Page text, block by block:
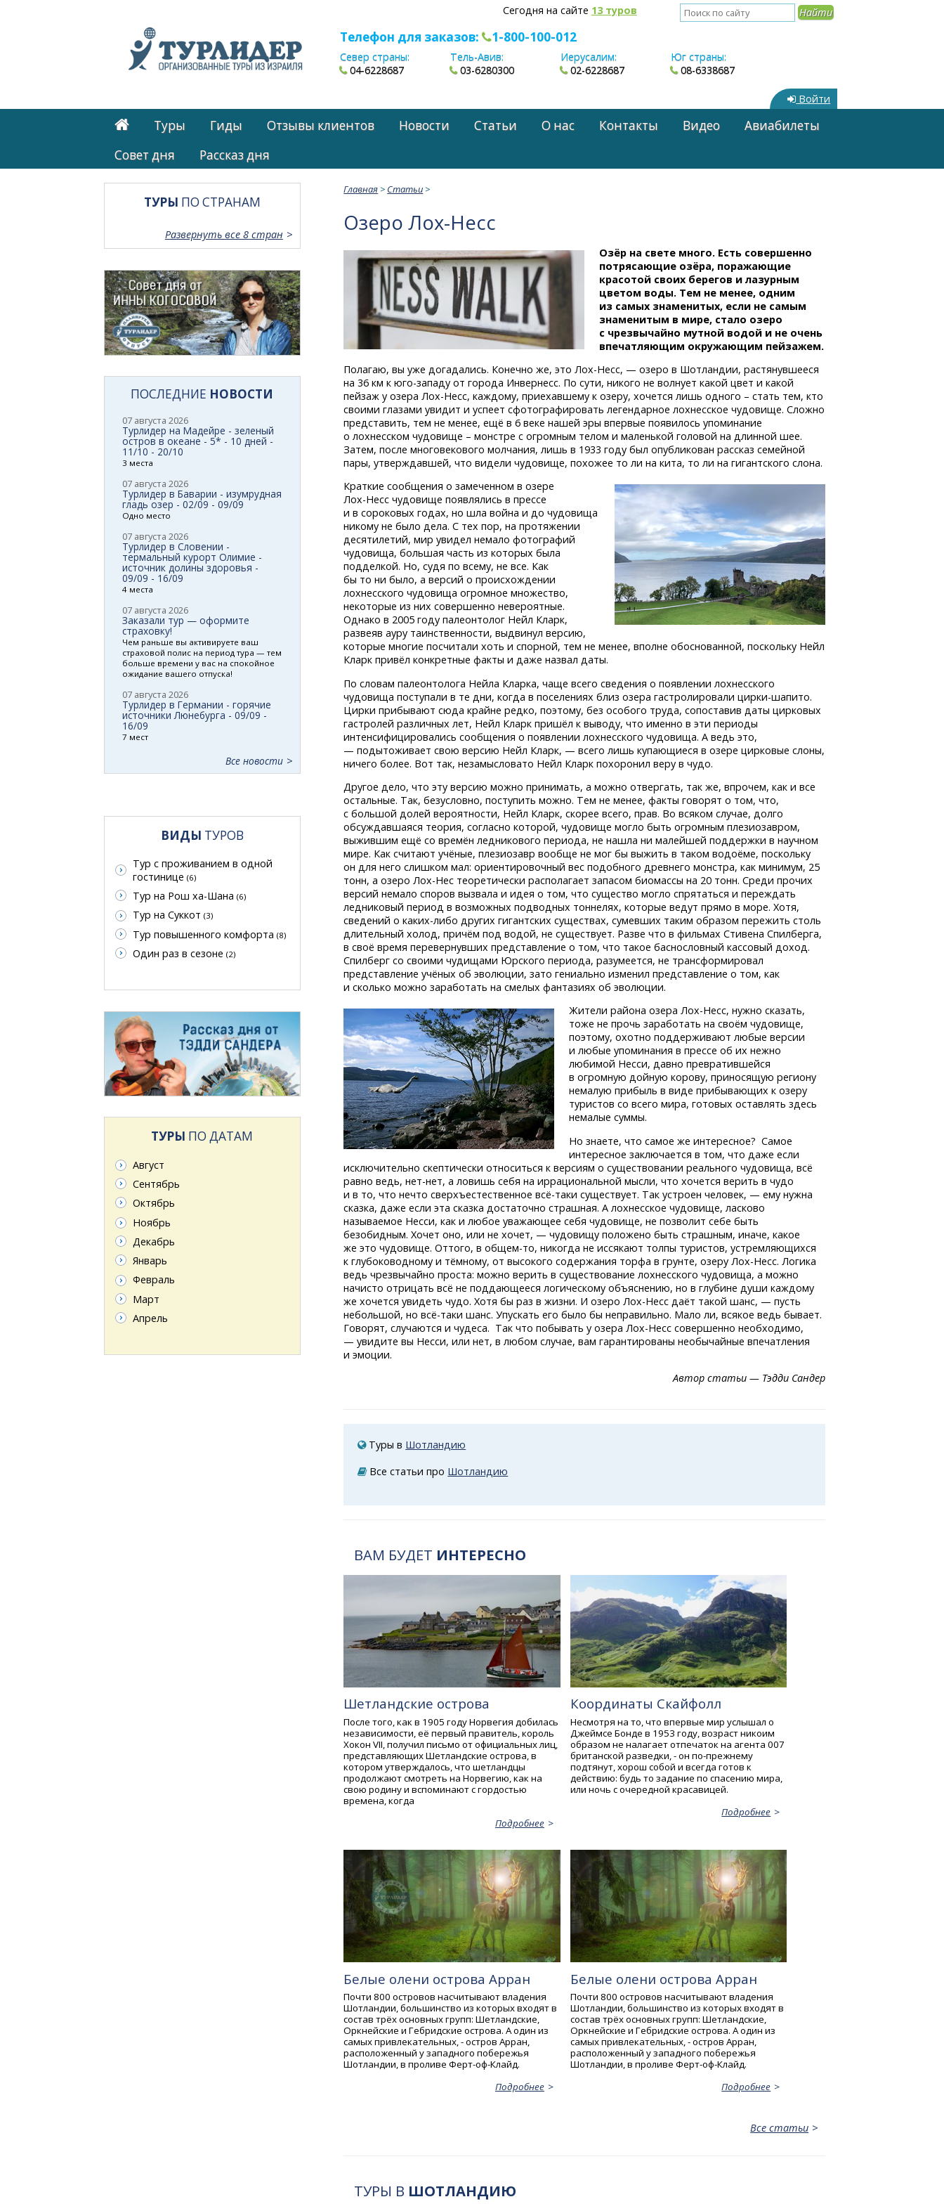
Сегодня на сайте 13 туров
Телефон для заказов: 1-800-100-012
Север страны:
04-6228687
Тель-Авив:
03-6280300
Иерусалим:
02-6228687
Юг страны:
08-6338687
Войти
Туры Гиды Отзывы клиентов Новости Статьи О нас Контакты Видео
Авиабилеты
Cовет дня
Рассказ дня
Главная > Статьи >
ОзероЛох-Несс
Озёр на свете много. Есть совершенно
потрясающие озёра, поражающие
красотой своих берегов и лазурным
цветом воды. Тем не менее, одним
из самых знаменитых, если не самым
знаменитым в мире, стало озеро
с чрезвычайно мутной водой и не очень
впечатляющим окружающим пейзажем.
Полагаю, вы уже догадались. Конечно же, этоЛох-Несс, — озеро в Шотландии, растянувшееся
на 36 км к юго-западу от города Инвернесс. По сути, никого не волнует какой цвет и какой
пейзаж у озераЛох-Несс, каждому, приехавшему к озеру, хочется лишь одного – стать тем, кто
своими глазами увидит и успеет сфотографировать легендарное лохнесское чудовище. Сложно
представить, тем не менее, ещё в 6 веке нашей эры впервые появилось упоминание
о лохнесском чудовище – монстре с огромным телом и маленькой головой на длинной шее.
Затем, после многовекового молчания, лишь в 1933 году был опубликован рассказ семейной
пары, утверждавшей, что видели чудовище, похожее то ли на кита, то ли на гигантского слона.
Краткие сообщения о замеченном в озере
Лох-Несс чудовище появлялись в прессе
и в сороковых годах, но шла война и до чудовища
никому не было дела. С тех пор, на протяжении
десятилетий, мир увидел немало фотографий
чудовища, большая часть из которых была
подделкой. Но, судя по всему, не все. Как
бы то ни было, а версий о происхождении
лохнесского чудовища огромное множество,
некоторые из них совершенно невероятные.
Однако в 2005 году палеонтолог Нейл Кларк,
развеяв ауру таинственности, выдвинул версию,
которые многие посчитали хоть и спорной, тем не менее, вполне обоснованной, поскольку Нейл
Кларк привёл конкретные факты и даже назвал даты.
По словам палеонтолога Нейла Кларка, чаще всего сведения о появлении лохнесского
чудовища поступали в те дни, когда в поселениях близ озера гастролировалицирки-шапито.
Цирки прибывают сюда крайне редко, поэтому, без особого труда, сопоставив даты цирковых
гастролей различных лет, Нейл Кларк пришёл к выводу, что именно в эти периоды
интенсифицировались сообщения о появлении лохнесского чудовища. А ведь это,
— подытоживает свою версию Нейл Кларк, — всего лишь купающиеся в озере цирковые слоны,
ничего более. Вот так, незамысловато Нейл Кларк похоронил веру в чудо.
Другое дело, что эту версию можно принимать, а можно отвергать, так же, впрочем, как и все
остальные. Так, безусловно, поступить можно. Тем не менее, факты говорят о том, что,
с большой долей вероятности, Нейл Кларк, скорее всего, прав. Во всяком случае, долго
обсуждавшаяся теория, согласно которой, чудовище могло быть огромным плезиозавром,
выжившим ещё со времён ледникового периода, не нашла ни малейшей поддержки в научном
мире. Как считают учёные, плезиозавр вообще не мог бы выжить в таком водоёме, поскольку
он для него слишком мал: ориентировочный вес подобного древнего монстра, как минимум, 25
тонн, а озероЛох-Нес теоретически располагает запасом биомассы на 20 тонн. Среди прочих
версий немало споров вызвала и идея о том, что существо могло спрятаться и переждать
ледниковый период в возможных подводных тоннелях, которые ведут прямо в море. Хотя,
сведенийо каких-либо других гигантских существах, сумевших таким образом пережить столь
длительный холод, причём под водой, не существует. Разве что в фильмах Стивена Спилберга,
в своё время перевернувших представление о том, что такое баснословный кассовый доход.
Спилберг со своими чудищами Юрского периода, разумеется, не трансформировал
представление учёных об эволюции, зато гениально изменил представление о том, как
и сколько можно заработать на смелых фантазиях об эволюции.
Жители района озера Лох-Несс, нужно сказать,
тоже не прочь заработать на своём чудовище,
поэтому, охотно поддерживают любые версии
и любые упоминания в прессе об их нежно
любимой Несси, давно превратившейся
в огромную дойную корову, приносящую региону
немалую прибыль в виде прибывающих к озеру
туристов со всего мира, готовых оставлять здесь
немалые суммы.
Но знаете, что самое же интересное? Самое
интересное заключается в том, что даже если
исключительно скептически относиться к версиям о существовании реального чудовища, всё
равно ведь,нет-нет, а ловишь себя на иррациональной мысли, что хочется верить в чудо
и в то, что нечто сверхъестественноевсё-таки существует. Так устроен человек, — ему нужна
сказка, даже если эта сказка достаточно страшная. А лохнесское чудовище, ласково
называемое Несси, как и любое уважающее себя чудовище, не позволит себе быть
безобидным. Хочет оно, или не хочет, — чудовищу положено быть страшным, иначе, какое
же это чудовище. Оттого,в общем-то, никогда не иссякают толпы туристов, устремляющихся
к глубоководному и тёмному, от высокого содержания торфа в грунте, озеруЛох-Несс. Логика
ведь чрезвычайно проста: можно верить в существование лохнесского чудовища, а можно
начисто отрицать всё не поддающееся логическому объяснению, но в глубине души каждому
же хочется увидеть чудо. Хотя бы раз в жизни. И озероЛох-Несс даёт такой шанс, — пусть
небольшой,но всё-таки шанс. Упускать его было бы неправильно. Мало ли, всякое ведь бывает.
Говорят, случаются и чудеса. Так что побывать у озераЛох-Несс совершенно необходимо,
— увидите вы Несси, или нет, в любом случае, вам гарантированы необычайные впечатления
и эмоции.
Автор статьи — Тэдди Сандер
Туры в Шотландию
Все статьи про Шотландию
ВАМ БУДЕТ ИНТЕРЕСНО
Шетландские острова
После того, как в 1905 году Норвегия добилась
независимости, её первый правитель, король
Хокон VII, получил письмо от официальных лиц,
представляющих Шетландские острова, в
котором утверждалось, что шетландцы
продолжают смотреть на Норвегию, как на
свою родину и вспоминают с гордостью
времена, когда
Подробнее
Координаты Скайфолл
Несмотря на то, что впервые мир услышал о
Джеймсе Бонде в 1953 году, возраст никоим
образом не налагает отпечаток на агента 007
британской разведки, - он по-прежнему
подтянут, хорош собой и всегда готов к
действию: будь то задание по спасению мира,
или ночь с очередной красавицей.
Подробнее
Белые олени острова Арран
Почти 800 островов насчитывают владения
Шотландии, большинство из которых входят в
состав трёх основных групп: Шетландские,
Оркнейские и Гебридские острова. А один из
самых привлекательных, - остров Арран,
расположенный у западного побережья
Шотландии, в проливе Ферт-оф-Клайд.
Подробнее
Белые олени острова Арран
Почти 800 островов насчитывают владения
Шотландии, большинство из которых входят в
состав трёх основных групп: Шетландские,
Оркнейские и Гебридские острова. А один из
самых привлекательных, - остров Арран,
расположенный у западного побережья
Шотландии, в проливе Ферт-оф-Клайд.
Подробнее
Все статьи
ТУРЫ В ШОТЛАНДИЮ
ТУРЫ ПО СТРАНАМ
Развернуть все 8 стран
ПОСЛЕДНИЕ НОВОСТИ
07 августа 2026
Турлидер на Мадейре - зеленый
остров в океане - 5* - 10 дней -
11/10 - 20/10
3 места
07 августа 2026
Турлидер в Баварии - изумрудная
гладь озер - 02/09 - 09/09
Одно место
07 августа 2026
Турлидер в Словении -
термальный курорт Олимие -
источник долины здоровья -
09/09 - 16/09
4 места
07 августа 2026
Заказали тур — оформите
страховку!
Чем раньше вы активируете ваш
страховой полис на период тура — тем
больше времени у вас на спокойное
ожидание вашего отпуска!
07 августа 2026
Турлидер в Германии - горячие
источники Люнебурга - 09/09 -
16/09
7 мест
Все новости
ВИДЫ ТУРОВ
Тур с проживанием в одной
гостинице (6)
Тур на Рош ха-Шана (6)
Тур на Суккот (3)
Тур повышенного комфорта (8)
Один раз в сезоне (2)
ТУРЫ ПО ДАТАМ
Август
Сентябрь
Октябрь
Ноябрь
Декабрь
Январь
Февраль
Март
Апрель